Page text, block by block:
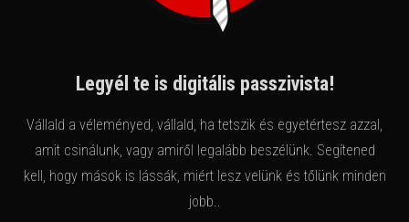
Legyél te is digitális passzivista!
Vállald a véleményed, vállald, ha tetszik és egyetértesz azzal,
amit csinálunk, vagy amiről legalább beszélünk. Segítened
kell, hogy mások is lássák, miért lesz velünk és tőlünk minden
jobb..